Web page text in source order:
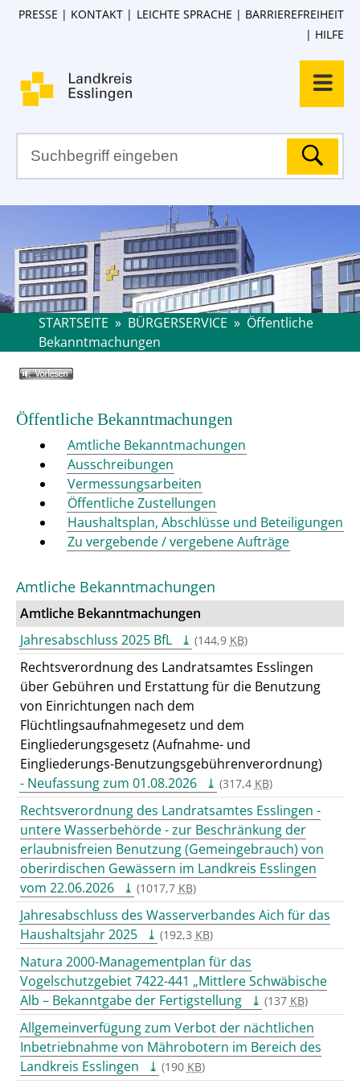
PRESSE KONTAKT LEICHTE SPRACHE
BARRIEREFREIHEIT
HILFE
STARTSEITE » BÜRGERSERVICE » Öffentliche
Bekanntmachungen
Öffentliche Bekanntmachungen
Amtliche Bekanntmachungen
Ausschreibungen
Vermessungsarbeiten
Öffentliche Zustellungen
Haushaltsplan, Abschlüsse und Beteiligungen
Zu vergebende / vergebene Aufträge
Amtliche Bekanntmachungen
Amtliche Bekanntmachungen
Jahresabschluss 2025 BfL
(144,9 KB)
Rechtsverordnung des Landratsamtes Esslingen
über Gebühren und Erstattung für die Benutzung
von Einrichtungen nach dem
Flüchtlingsaufnahmegesetz und dem
Eingliederungsgesetz (Aufnahme- und
Eingliederungs-Benutzungsgebührenverordnung)
- Neufassung zum 01.08.2026
(317,4 KB)
Rechtsverordnung des Landratsamtes Esslingen -
untere Wasserbehörde - zur Beschränkung der
erlaubnisfreien Benutzung (Gemeingebrauch) von
oberirdischen Gewässern im Landkreis Esslingen
vom 22.06.2026
(1017,7 KB)
Jahresabschluss des Wasserverbandes Aich für das
Haushaltsjahr 2025
(192,3 KB)
Natura 2000-Managementplan für das
Vogelschutzgebiet 7422-441 „Mittlere Schwäbische
Alb – Bekanntgabe der Fertigstellung
(137 KB)
Allgemeinverfügung zum Verbot der nächtlichen
Inbetriebnahme von Mährobotern im Bereich des
Landkreis Esslingen
(190 KB)